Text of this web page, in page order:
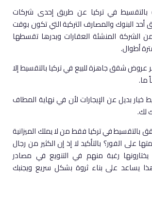
في تركيا عن طريق إحدى شركات
أحد البنوك والمصارف التركية التي تكون بوقت
الشركة المنشئة العقارات وبدرها تقسطها
أطوال.
عروض شقق جاهزة للبيع في تركيا بالتقسيط إلا
ما.
خيار بديل عن الإيجارات لأن في نهاية المطاف
لك.
في تركيا فقط من لا يملك الميزانية
على الفور؟ بالتأكيد لا إذ إن الكثير من رجال
يختارونها رغبة منهم في التنويع في مصادر
يساعد على بناء ثروة بشكل سريع ويجنبك